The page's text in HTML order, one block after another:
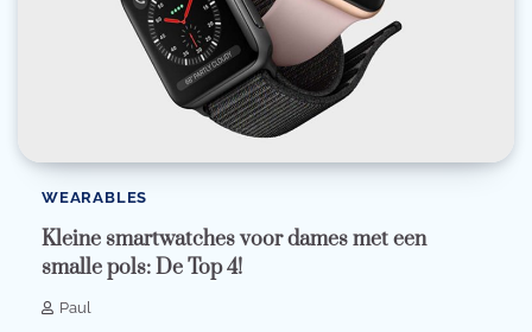
WEARABLES
Kleine smartwatches voor dames met een
smalle pols: De Top 4!
Paul